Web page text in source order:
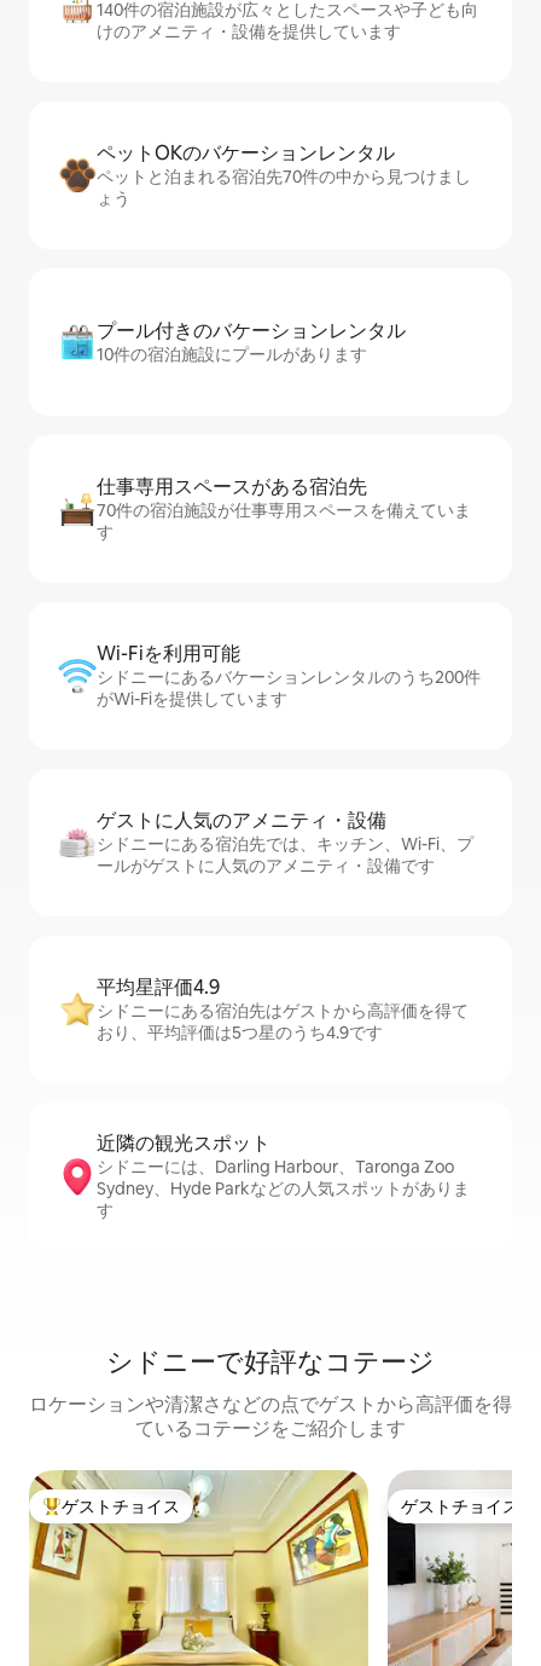
140件の宿泊施設が広々としたスペースや子ども向
けのアメニティ・設備を提供しています
ペットOKのバ⁠ケ⁠ー⁠シ⁠ョ⁠ンレ⁠ン⁠タ⁠ル
ペットと泊まれる宿泊先70件の中から見つけまし
ょう
プール付きのバ⁠ケ⁠ー⁠シ⁠ョ⁠ンレ⁠ン⁠タ⁠ル
10件の宿泊施設にプールがあります
仕事専用ス⁠ペ⁠ー⁠スがあ⁠る宿⁠泊⁠先
70件の宿泊施設が仕事専用スペースを備えていま
す
Wi-Fiを利⁠用⁠可⁠能
シドニーにあるバケーションレンタルのうち200件
がWi-Fiを提供しています
ゲストに人⁠気⁠のア⁠メ⁠ニ⁠テ⁠ィ・設⁠備
シドニーにある宿泊先では、キッチン、Wi-Fi、プ
ールがゲストに人気のアメニティ・設備です
平均星評価4.9
シドニーにある宿泊先はゲストから高評価を得て
おり、平均評価は5つ星のうち4.9です
近隣の観光ス⁠ポ⁠ッ⁠ト
シドニーには、Darling Harbour、Taronga Zoo
Sydney、Hyde Parkなどの人気スポットがありま
す
シドニーで好評なコテージ
ロケーションや清潔さなどの点でゲストから高評価を得
ているコテージをご紹介します
大好評のゲストチョイスです。
ゲストチョイス ゲストチョイス
ゲストチョイス